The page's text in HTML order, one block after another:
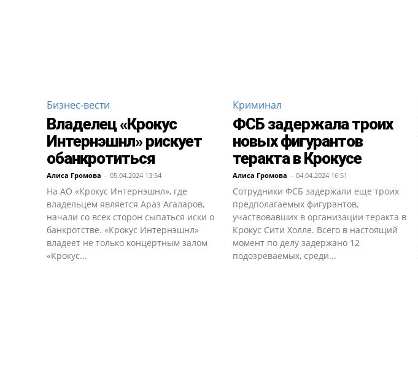
Бизнес-вести
Владелец «Крокус
Интернэшнл» рискует
обанкротиться
Алиса Громова - 05.04.2024 13:54
На АО «Крокус Интернэшнл», где
владельцем является Араз Агаларов,
начали со всех сторон сыпаться иски о
банкротстве. «Крокус Интернэшнл»
владеет не только концертным залом
«Крокус...
Криминал
ФСБ задержала троих
новых фигурантов
теракта в Крокусе
Алиса Громова - 04.04.2024 16:51
Сотрудники ФСБ задержали еще троих
предполагаемых фигурантов,
участвовавших в организации теракта в
Крокус Сити Холле. Всего в настоящий
момент по делу задержано 12
подозреваемых, среди...